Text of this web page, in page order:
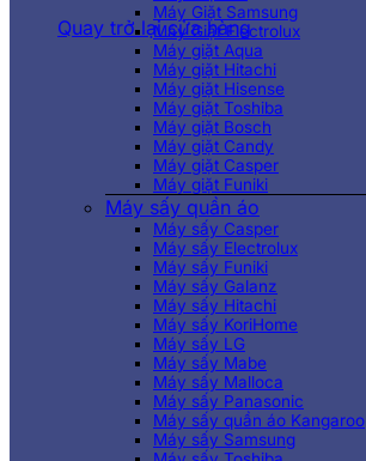
Quay trở lại cửa hàng
Máy Giặt Samsung
Máy Giặt Electrolux
Máy giặt Aqua
Máy giặt Hitachi
Máy giặt Hisense
Máy giặt Toshiba
Máy giặt Bosch
Máy giặt Candy
Máy giặt Casper
Máy giặt Funiki
Máy sấy quần áo
Máy sấy Casper
Máy sấy Electrolux
Máy sấy Funiki
Máy sấy Galanz
Máy sấy Hitachi
Máy sấy KoriHome
Máy sấy LG
Máy sấy Mabe
Máy sấy Malloca
Máy sấy Panasonic
Máy sấy quần áo Kangaroo
Máy sấy Samsung